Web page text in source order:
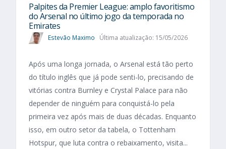
Palpites da Premier League: amplo favoritismo
do Arsenal no último jogo da temporada no
Emirates
Estevão Maximo Última atualização: 15/05/2026
Após uma longa jornada, o Arsenal está tão perto
do título inglês que já pode senti-lo, precisando de
vitórias contra Burnley e Crystal Palace para não
depender de ninguém para conquistá-lo pela
primeira vez após mais de duas décadas. Enquanto
isso, em outro setor da tabela, o Tottenham
Hotspur, que luta contra o rebaixamento, visita...